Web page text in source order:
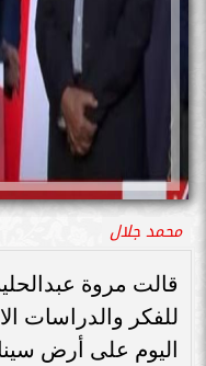
محمد جلال
قالت مروة
للفكر والدراسات
اليوم على أرض